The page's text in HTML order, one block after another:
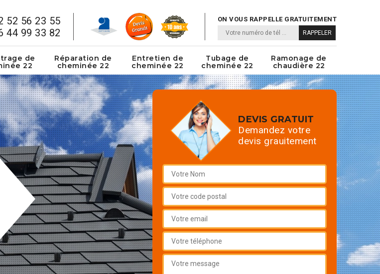
52 56 23 55
44 99 33 82
ON VOUS RAPPELLE GRATUITEMENT
de
22
Réparation de
cheminée 22
Entretien de
cheminée 22
Tubage de
cheminée 22
Ramonage de
chaudière 22
DEVIS GRATUIT
Demandez votre
devis grauitement